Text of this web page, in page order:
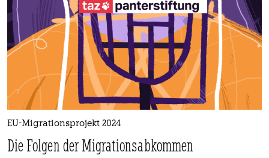
EU-Migrationsprojekt 2024
Die Folgen der Migrationsabkommen